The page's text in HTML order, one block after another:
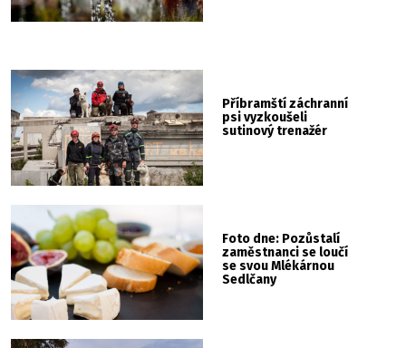
Příbramští záchranní
psi vyzkoušeli
sutinový trenažér
Foto dne: Pozůstalí
zaměstnanci se loučí
se svou Mlékárnou
Sedlčany